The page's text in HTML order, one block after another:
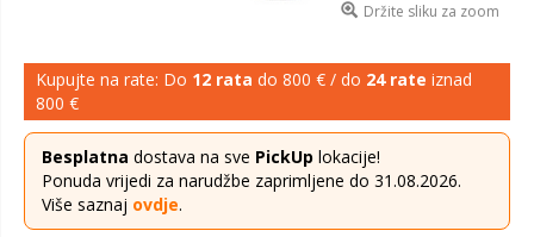
Držite sliku za zoom
Kupujte na rate: Do 12 rata do 800 € / do 24 rate iznad
800 €
Besplatna dostava na sve PickUp lokacije!
Ponuda vrijedi za narudžbe zaprimljene do 31.08.2026.
Više saznaj ovdje.